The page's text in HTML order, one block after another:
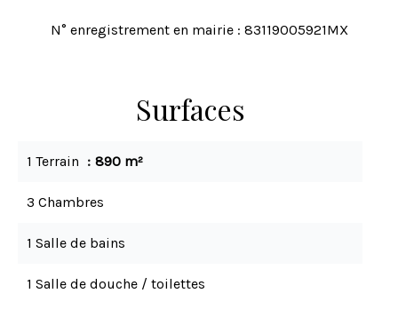
N° enregistrement en mairie : 83119005921MX
Surfaces
1 Terrain 890 m²
3 Chambres
1 Salle de bains
1 Salle de douche / toilettes